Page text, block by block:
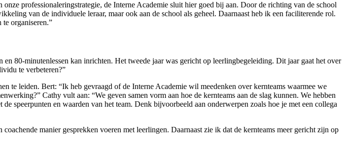
professionaleringstrategie, de Interne Academie sluit hier goed bij aan. Door de richting van de school
van de individuele leraar, maar ook aan de school als geheel. Daarnaast heb ik een faciliterende rol.
organiseren.”
80-minutenlessen kan inrichten. Het tweede jaar was gericht op leerlingbegeleiding. Dit jaar gaat het over
te verbeteren?”
te leiden. Bert: “Ik heb gevraagd of de Interne Academie wil meedenken over kernteams waarmee we
Cathy vult aan: “We geven samen vorm aan hoe de kernteams aan de slag kunnen. We hebben
speerpunten en waarden van het team. Denk bijvoorbeeld aan onderwerpen zoals hoe je met een collega
manier gesprekken voeren met leerlingen. Daarnaast zie ik dat de kernteams meer gericht zijn op